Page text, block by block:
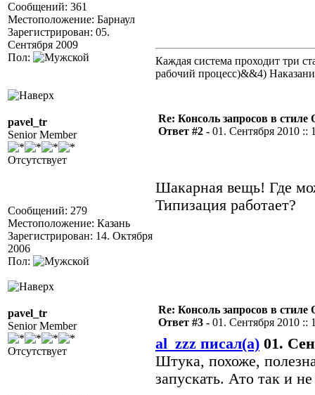
Сообщений: 361
Местоположение: Барнаул
Зарегистрирован: 05.
Сентября 2009
Пол:
Каждая система проходит три
рабочий процесс)&&4)
pavel_tr
Senior Member
Отсутствует
Сообщений: 279
Местоположение: Казань
Зарегистрирован: 14. Октября
2006
Пол:
Re: Консоль запросов в стиле
Ответ #2 - 01. Сентября 2010 ::
Шакарная вещь! Где
Типизация работает?
pavel_tr
Senior Member
Отсутствует
Re: Консоль запросов в стиле
Ответ #3 - 01. Сентября 2010 ::
al_zzz писал(а) 01.
Штука, похоже,
запускать. Ато так и